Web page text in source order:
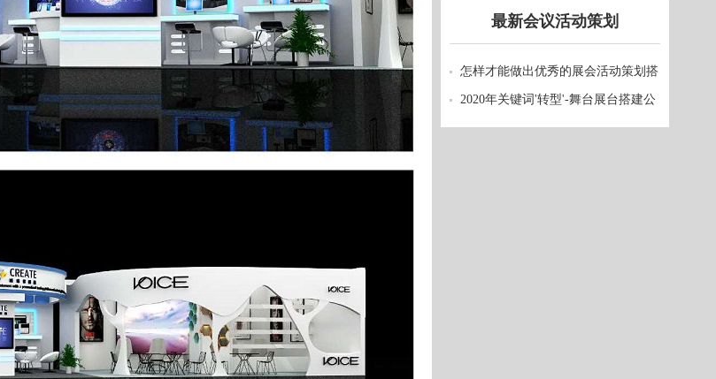
最新会议活动策划
怎样才能做出优秀的展会活动策划搭
建？
2020年关键词'转型'-舞台展台搭建公
司